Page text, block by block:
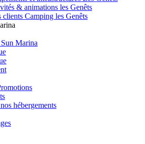
& animations les Genêts
clients Camping les Genêts
Marina
hébergements